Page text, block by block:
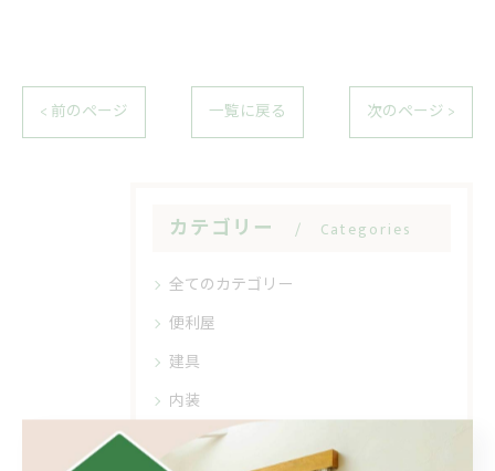
< 前のページ 一覧に戻る 次のページ >
カテゴリー Categories
全てのカテゴリー
便利屋
建具
内装
外装